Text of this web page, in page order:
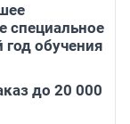
специальное
обучения
до 20 000